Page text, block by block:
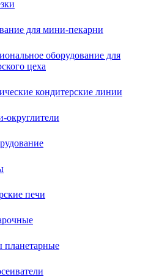
для мини-пекарни
оборудование для
цеха
кондитерские линии
округлители
печи